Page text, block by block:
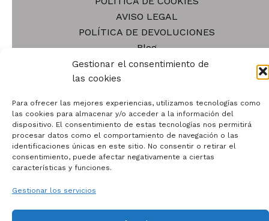
Gestionar el consentimiento de
las cookies
Para ofrecer las mejores experiencias, utilizamos tecnologías como
las cookies para almacenar y/o acceder a la información del
dispositivo. El consentimiento de estas tecnologías nos permitirá
procesar datos como el comportamiento de navegación o las
identificaciones únicas en este sitio. No consentir o retirar el
consentimiento, puede afectar negativamente a ciertas
características y funciones.
Gestionar los servicios
la
página
de
producto
AVISO LEGAL
POLÍTICA DE DEVOLUCIONES
Blog
Tienda
Todos los derechos © 2026 | Funciona gracias a
Astra para WordPress